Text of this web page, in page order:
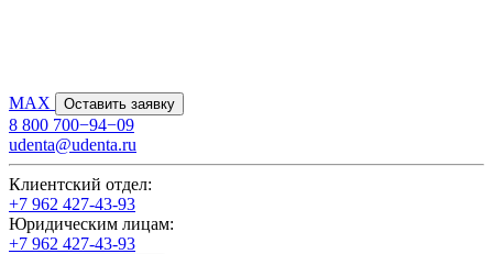
MAX Оставить заявку
8 800 700−94−09
udenta@udenta.ru
Клиентский отдел:
+7 962 427-43-93
Юридическим лицам:
+7 962 427-43-93